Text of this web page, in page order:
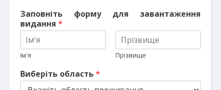
Заповніть форму для завантаження
видання *
Ім'я Прізвище
Виберіть область *